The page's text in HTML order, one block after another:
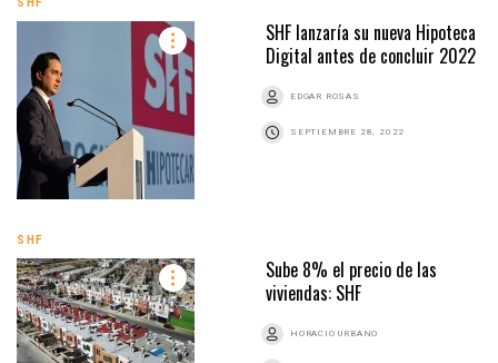
SHF
SHF lanzaría su nueva Hipoteca
Digital antes de concluir 2022
EDGAR ROSAS
SEPTIEMBRE 28, 2022
SHF
Sube 8% el precio de las
viviendas: SHF
HORACIO URBANO